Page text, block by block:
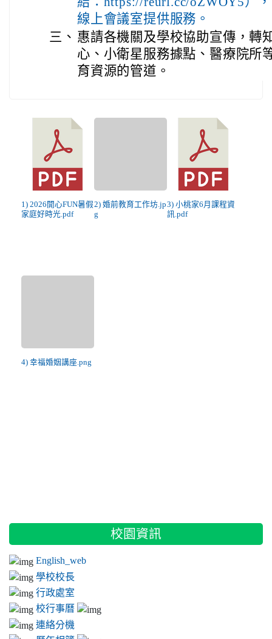
線上會議室提供服務。
三、 惠請各機關及學校協助宣傳，轉
心、小衛星服務據點、醫療院所
育資源的管道。
1) 2026開心FUN暑假
家庭好時光.pdf
2) 婚前教育工作坊.jp
g
3) 小桃家6月課程資
訊.pdf
4) 幸福婚姻講座.png
::: 校園資訊
English_web
學校校長
行政處室
校行事曆
連絡分機